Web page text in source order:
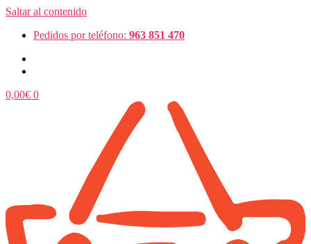
Saltar al contenido
Pedidos por teléfono: 963 851 470
0,00€ 0